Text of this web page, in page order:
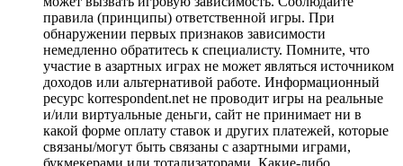
правила (принципы) ответственной игры. При
обнаружении первых признаков зависимости
немедленно обратитесь к специалисту. Помните, что
участие в азартных играх не может являться источником
доходов или альтернативой работе. Информационный
ресурс korrespondent.net не проводит игры на реальные
и/или виртуальные деньги, сайт не принимает ни в
какой форме оплату ставок и других платежей, которые
связаны/могут быть связаны с азартными играми,
букмекерами или тотализаторами. Какие-либо